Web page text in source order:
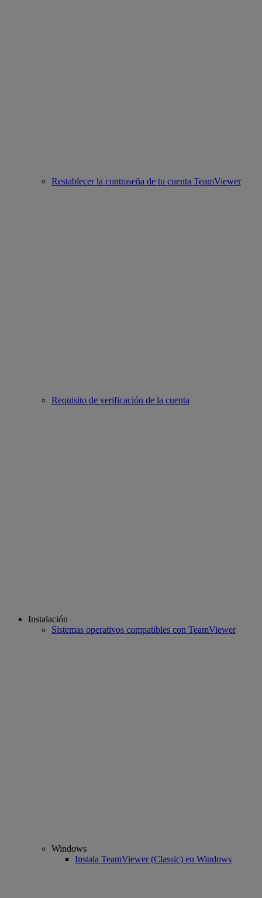
Restablecer la contraseña de tu cuenta TeamViewer
Requisito de verificación de la cuenta
Instalación
Sistemas operativos compatibles con TeamViewer
Windows
Instala TeamViewer (Classic) en Windows